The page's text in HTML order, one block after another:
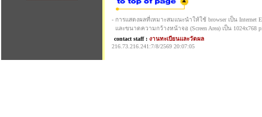
- การแสดงผลที่เหมาะสมแนะนำให้ใช้ browser เป็น Internet
และขนาดความกว้างหน้าจอ (Screen Area) เป็น 1024x768
contact staff : งานทะเบียนและวัดผล
216.73.216.241:7/8/2569 20:07:05